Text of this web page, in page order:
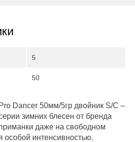
5
50
Dancer 50мм/5гр двойник S/C –
зимних блесен от бренда
даже на свободном
особой интенсивностью.